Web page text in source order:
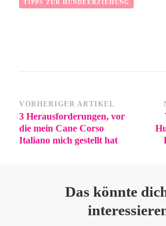
TIPPS ZUR HUNDEERZIEHUNG
VORHERIGER ARTIKEL
3 Herausforderungen, vor
die mein Cane Corso
Italiano mich gestellt hat
Das könnte